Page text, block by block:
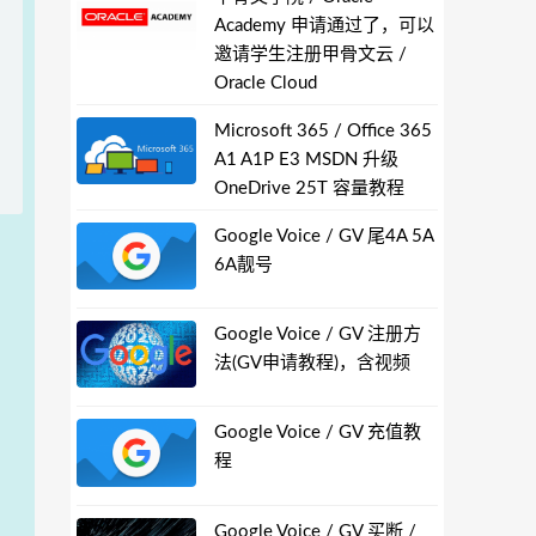
Academy 申请通过了，可以
邀请学生注册甲骨文云 /
Oracle Cloud
Microsoft 365 / Office 365
A1 A1P E3 MSDN 升级
OneDrive 25T 容量教程
Google Voice / GV 尾4A 5A
6A靓号
Google Voice / GV 注册方
法(GV申请教程)，含视频
Google Voice / GV 充值教
程
Google Voice / GV 买断 /